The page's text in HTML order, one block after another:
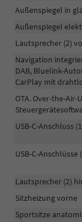
Außenspiegel in
Außenspiegel
Lautsprecher (2)
Navigation
DAB, Bluelink-
CarPlay mit
OTA. Over-the-
USB-C-Anschluss
USB-C-
Lautsprecher (2)
Sitzheizung vorne
Sportsitze